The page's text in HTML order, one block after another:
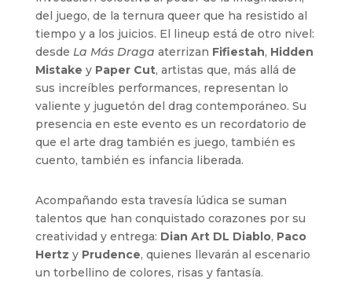
del juego, de la ternura queer que ha resistido al
tiempo y a los juicios. El lineup está de otro nivel:
desde La Más Draga aterrizan Fifiestah, Hidden
Mistake y Paper Cut, artistas que, más allá de
sus increíbles performances, representan lo
valiente y juguetón del drag contemporáneo. Su
presencia en este evento es un recordatorio de
que el arte drag también es juego, también es
cuento, también es infancia liberada.
Acompañando esta travesía lúdica se suman
talentos que han conquistado corazones por su
creatividad y entrega: Dian Art DL Diablo, Paco
Hertz y Prudence, quienes llevarán al escenario
un torbellino de colores, risas y fantasía.